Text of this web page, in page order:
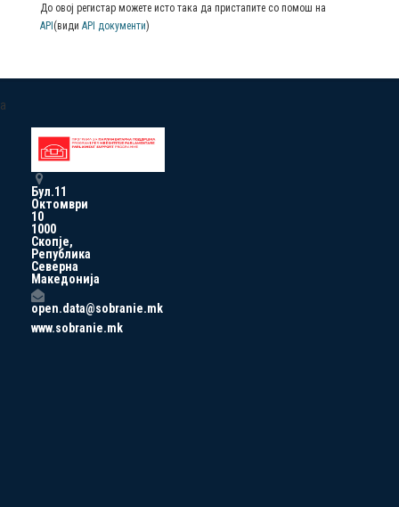
До овој регистар можете исто така да пристапите со помош на
API (види API документи)
a
Бул.11
Октомври
10
1000
Скопје,
Република
Северна
Македонија
open.data@sobranie.mk
www.sobranie.mk